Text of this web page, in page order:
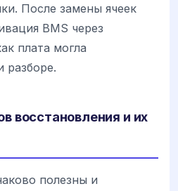
После замены ячеек
BMS через
плата могла
разборе.
восстановления и их
полезны и